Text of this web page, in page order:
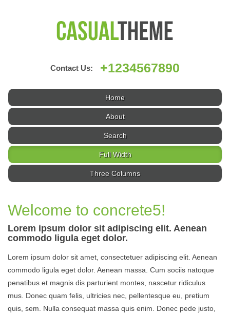
Contact Us: +1234567890
Home
About
Search
Full Width
Three Columns
Welcome to concrete5!
Lorem ipsum dolor sit adipiscing elit. Aenean
commodo ligula eget dolor.
Lorem ipsum dolor sit amet, consectetuer adipiscing elit. Aenean
commodo ligula eget dolor. Aenean massa. Cum sociis natoque
penatibus et magnis dis parturient montes, nascetur ridiculus
mus. Donec quam felis, ultricies nec, pellentesque eu, pretium
quis, sem. Nulla consequat massa quis enim. Donec pede justo,